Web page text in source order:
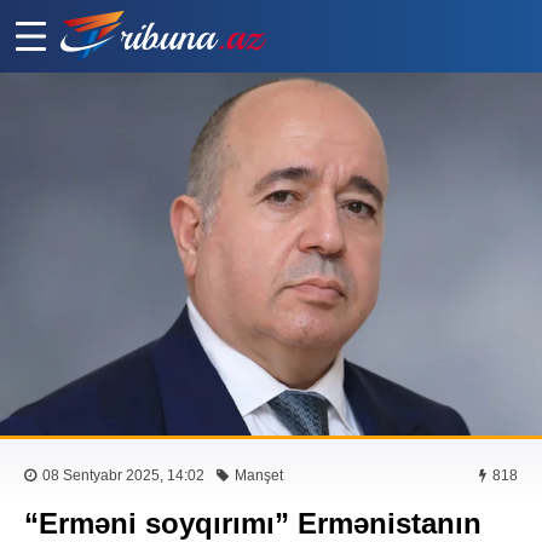
08 Sentyabr 2025, 14:02 Manşet 818
“Erməni soyqırımı” Ermənistanın